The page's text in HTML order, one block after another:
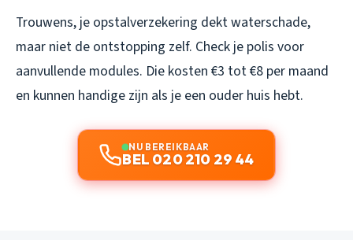
Trouwens, je opstalverzekering dekt waterschade,
maar niet de ontstopping zelf. Check je polis voor
aanvullende modules. Die kosten €3 tot €8 per maand
en kunnen handige zijn als je een ouder huis hebt.
NU BEREIKBAAR
BEL 020 210 29 44